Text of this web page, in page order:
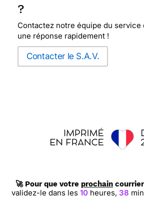
?
Contactez notre équipe du service
une réponse rapidement !
Contacter le S.A.V.
🚀 Pour que votre prochain
validez-le dans les10 heures,38